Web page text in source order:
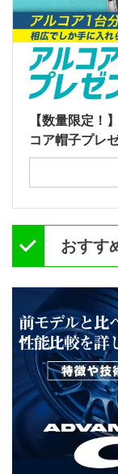
【数量限定！
コア帽子プレ
おすす